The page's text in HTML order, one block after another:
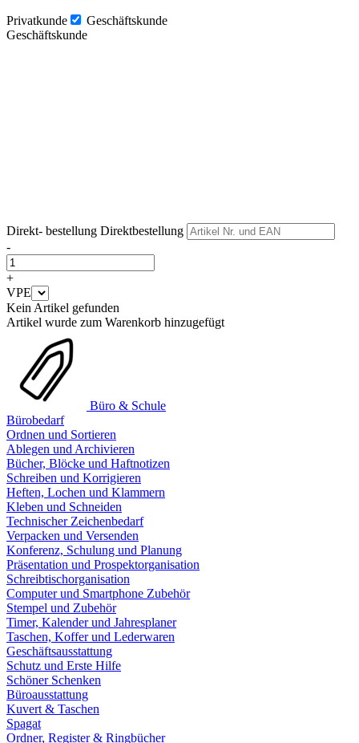
Privatkunde
Geschäftskunde
Geschäftskunde
Direkt- bestellung Direktbestellung
-
+
VPE
Kein Artikel gefunden
Artikel wurde zum Warenkorb hinzugefügt
Büro & Schule
Bürobedarf
Ordnen und Sortieren
Ablegen und Archivieren
Bücher, Blöcke und Haftnotizen
Schreiben und Korrigieren
Heften, Lochen und Klammern
Kleben und Schneiden
Technischer Zeichenbedarf
Verpacken und Versenden
Konferenz, Schulung und Planung
Präsentation und Prospektorganisation
Schreibtischorganisation
Computer und Smartphone Zubehör
Stempel und Zubehör
Timer, Kalender und Jahresplaner
Taschen, Koffer und Lederwaren
Geschäftsausstattung
Schutz und Erste Hilfe
Schöner Schenken
Büroausstattung
Kuvert & Taschen
Spagat
Ordner, Register & Ringbücher